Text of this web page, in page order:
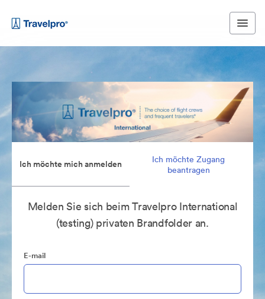
Ich möchte mich anmelden
Ich möchte Zugang
beantragen
Melden Sie sich beim Travelpro International
(testing) privaten Brandfolder an.
E-mail